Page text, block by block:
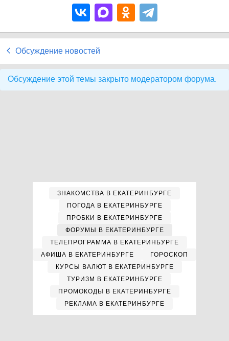
Обсуждение новостей
Обсуждение этой темы закрыто модератором форума.
ЗНАКОМСТВА В ЕКАТЕРИНБУРГЕ
ПОГОДА В ЕКАТЕРИНБУРГЕ
ПРОБКИ В ЕКАТЕРИНБУРГЕ
ФОРУМЫ В ЕКАТЕРИНБУРГЕ
ТЕЛЕПРОГРАММА В ЕКАТЕРИНБУРГЕ
АФИША В ЕКАТЕРИНБУРГЕ
ГОРОСКОП
КУРСЫ ВАЛЮТ В ЕКАТЕРИНБУРГЕ
ТУРИЗМ В ЕКАТЕРИНБУРГЕ
ПРОМОКОДЫ В ЕКАТЕРИНБУРГЕ
РЕКЛАМА В ЕКАТЕРИНБУРГЕ